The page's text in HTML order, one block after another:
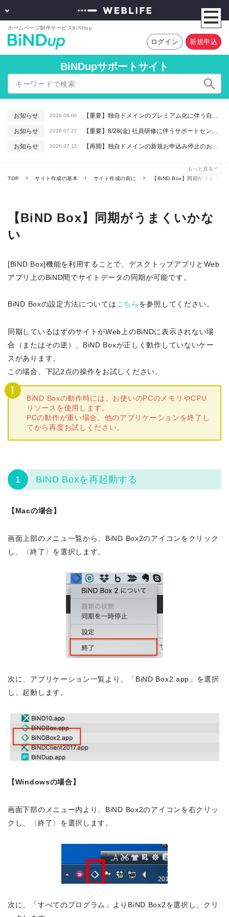
ログイン 新規申込
BiNDupサポートサイト
お知らせ 2026.08.06 【重要】独自ドメインのプレミアム化に伴う自動更新に関するお知らせ
お知らせ 2026.07.27 【重要】8/28(金) 社員研修に伴うサポートセンター休業のお知らせ
お知らせ 2026.07.15 【再開】独自ドメインの新規お申込み停止のお知らせ
もっと見る
TOP サイト作成の基本 サイト作成の前に 【BiND Box】同期がうまくい
【BiND Box】同期がうまくいかな
い
[BiND Box]機能を利用することで、デスクトップアプリとWeb
アプリ上のBiND間でサイトデータの同期が可能です。
BiND Boxの設定方法については こちら を参照してください。
同期しているはずのサイトがWeb上のBiNDに表示されない場
合（またはその逆）、BiND Boxが正しく動作していないケー
スがあります。
この場合、下記2点の操作をお試しください。
BiND Boxの動作時には、お使いのPCのメモリやCPU
リソースを使用します。
PCの動作が重い場合、他のアプリケーションを終了し
てから再度お試しください。
1 BiND Boxを再起動する
【Macの場合】
画面上部のメニュ一覧から、BiND Box2のアイコンをクリック
し、〈終了〉を選択します。
次に、アプリケーション一覧より、「BiND Box2.app」を選択
し、起動します。
【Windowsの場合】
画面下部のメニュー内より、BiND Box2のアイコンを右クリッ
クし、〈終了〉を選択します。
次に、「すべてのプログラム」よりBiND Box2を選択し、クリ